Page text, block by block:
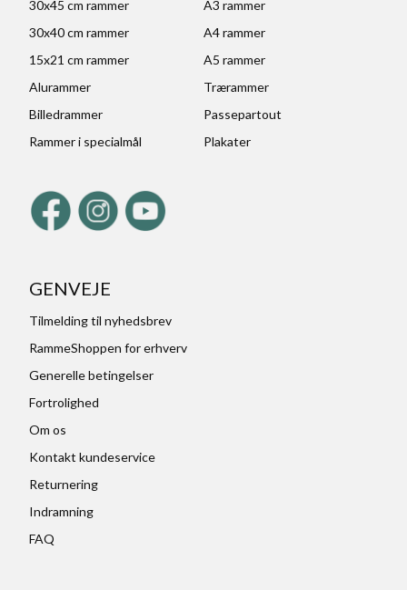
30x45 cm rammer
A3 rammer
30x40 cm rammer
A4 rammer
15x21 cm rammer
A5 rammer
Alurammer
Trærammer
Billedrammer
Passepartout
Rammer i specialmål
Plakater
GENVEJE
Tilmelding til nyhedsbrev
RammeShoppen for erhverv
Generelle betingelser
Fortrolighed
Om os
Kontakt kundeservice
Returnering
Indramning
FAQ